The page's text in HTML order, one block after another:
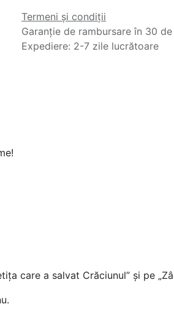
Termeni și condiții
Garanție de rambursare în 30
Expediere: 2-7 zile lucrătoare
care a salvat Crăciunul” și pe